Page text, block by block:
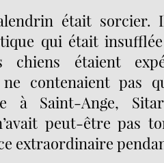
était sorcier.
qui était
chiens étaient
contenaient pas
à Saint-Ange,
peut-être pas
extraordinaire